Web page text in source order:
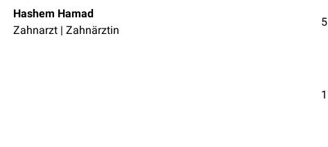
Hashem Hamad
Zahnarzt | Zahnärztin
5
1